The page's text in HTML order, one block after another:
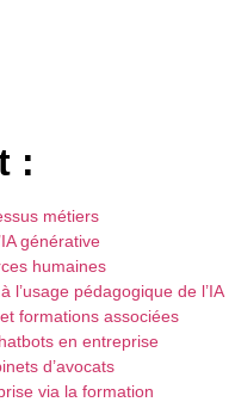
:
métiers
générative
humaines
l’usage pédagogique de l’IA
formations associées
en entreprise
d’avocats
via la formation